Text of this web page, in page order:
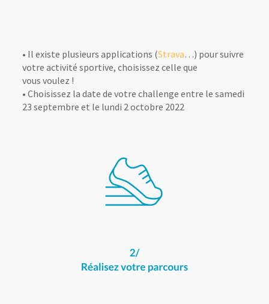
• Il existe plusieurs applications (Strava…) pour suivre
votre activité sportive, choisissez celle que
vous voulez !
• Choisissez la date de votre challenge entre le samedi
23 septembre et le lundi 2 octobre 2022